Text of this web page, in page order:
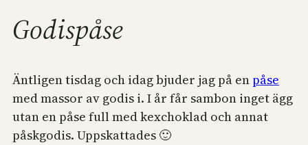
Godispåse
Äntligen tisdag och idag bjuder jag på enpåse
med massor av godis i. I år får sambon inget ägg
utan en påse full med kexchoklad och annat
påskgodis. Uppskattades 🙂